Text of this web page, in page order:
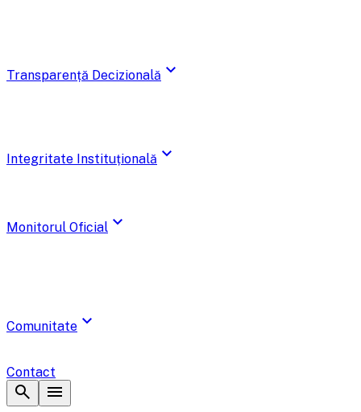
Transparență Decizională expand_more
Integritate Instituțională expand_more
Monitorul Oficial expand_more
Comunitate expand_more
Contact
search menu